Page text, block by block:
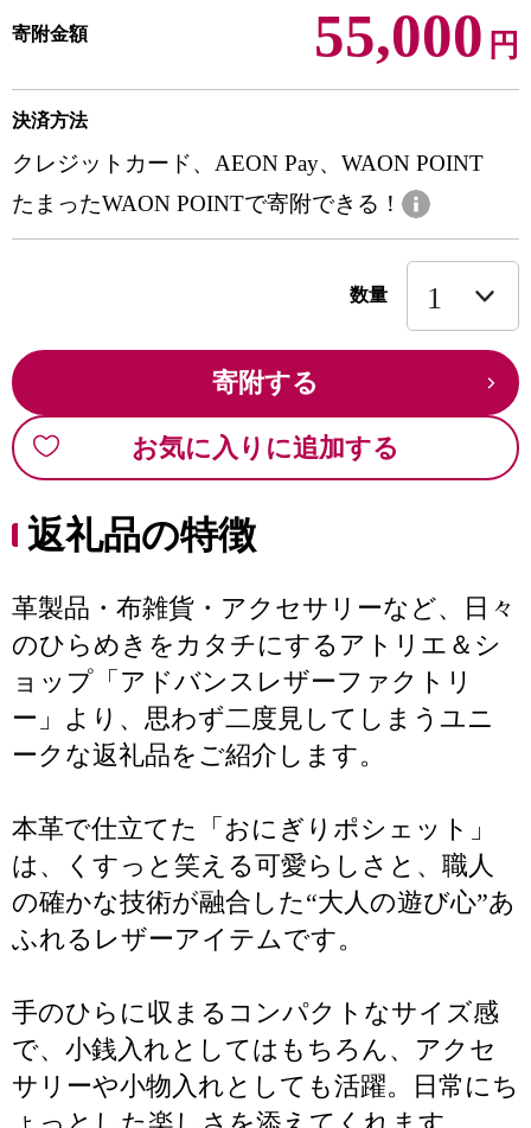
寄附金額 55,000 円
決済方法
クレジットカード、AEON Pay、WAON POINT
たまったWAON POINTで寄附できる！
数量
寄附する
お気に入りに追加する
返礼品の特徴
革製品・布雑貨・アクセサリーなど、日々
のひらめきをカタチにするアトリエ＆シ
ョップ「アドバンスレザーファクトリ
ー」より、思わず二度見してしまうユニ
ークな返礼品をご紹介します。
本革で仕立てた「おにぎりポシェット」
は、くすっと笑える可愛らしさと、職人
の確かな技術が融合した“大人の遊び心”あ
ふれるレザーアイテムです。
手のひらに収まるコンパクトなサイズ感
で、小銭入れとしてはもちろん、アクセ
サリーや小物入れとしても活躍。日常にち